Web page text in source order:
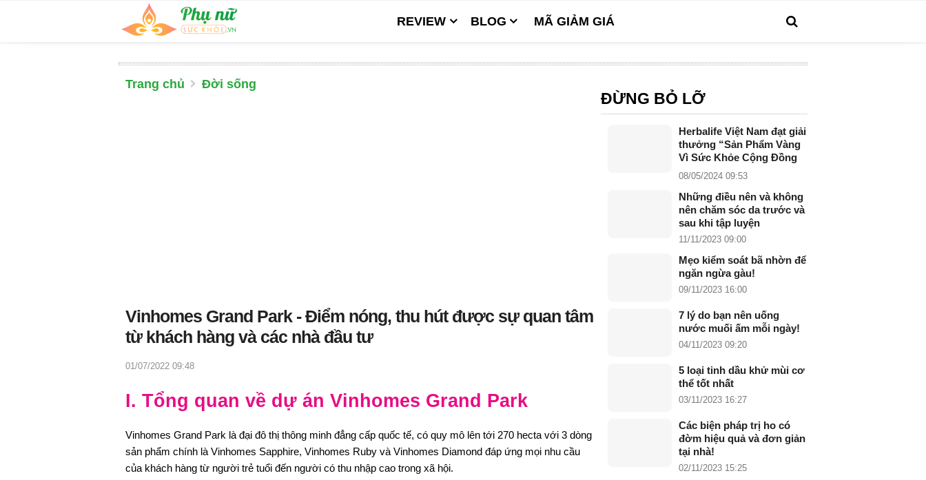
REVIEW BLOG MÃ GIẢM GIÁ
Trang chủ Đời sống
Vinhomes Grand Park - Điểm nóng, thu hút được sự quan tâm
từ khách hàng và các nhà đầu tư
01/07/2022 09:48
I. Tổng quan về dự án Vinhomes Grand Park
Vinhomes Grand Park là đại đô thị thông minh đẳng cấp quốc tế, có quy mô lên tới 270 hecta với 3 dòng
sản phẩm chính là Vinhomes Sapphire, Vinhomes Ruby và Vinhomes Diamond đáp ứng mọi nhu cầu
của khách hàng từ người trẻ tuổi đến người có thu nhập cao trong xã hội.
ĐỪNG BỎ LỠ
Herbalife Việt Nam đạt giải
thưởng “Sản Phẩm Vàng
Vì Sức Khỏe Cộng Đồng
năm 2024”
08/05/2024 09:53
Những điều nên và không
nên chăm sóc da trước và
sau khi tập luyện
11/11/2023 09:00
Mẹo kiểm soát bã nhờn để
ngăn ngừa gàu!
09/11/2023 16:00
7 lý do bạn nên uống
nước muối ấm mỗi ngày!
04/11/2023 09:20
5 loại tinh dầu khử mùi cơ
thể tốt nhất
03/11/2023 16:27
Các biện pháp trị ho có
đờm hiệu quả và đơn giản
tại nhà!
02/11/2023 15:25